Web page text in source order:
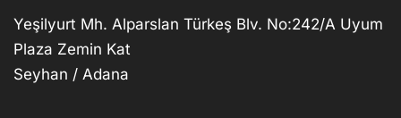
Yeşilyurt Mh. Alparslan Türkeş Blv. No:242/A Uyum
Plaza Zemin Kat
Seyhan / Adana